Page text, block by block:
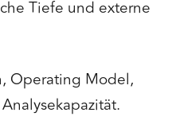
Tiefe und externe
Operating Model,